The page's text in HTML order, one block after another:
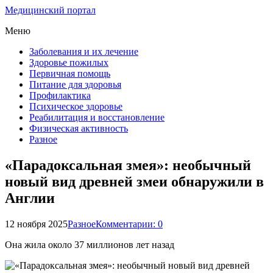
Медицинский портал
Меню
Заболевания и их лечение
Здоровье пожилых
Первичная помощь
Питание для здоровья
Профилактика
Психическое здоровье
Реабилитация и восстановление
Физическая активность
Разное
«Парадоксальная змея»: необычный
новый вид древней змеи обнаружили в
Англии
12 ноября 2025РазноеКомментарии: 0
Она жила около 37 миллионов лет назад